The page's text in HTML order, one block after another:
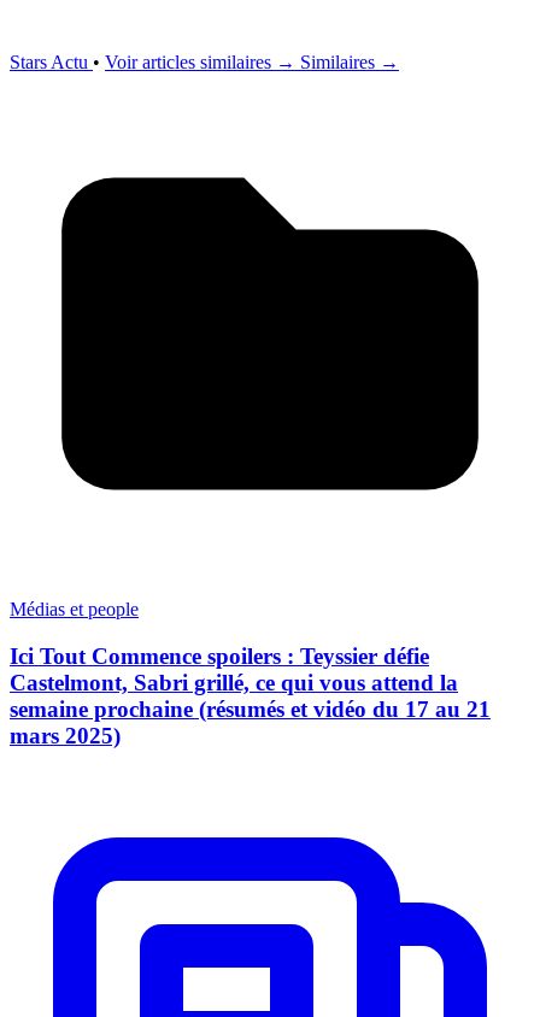
Stars Actu • Voir articles similaires → Similaires →
Médias et people
Ici Tout Commence spoilers : Teyssier défie
Castelmont, Sabri grillé, ce qui vous attend la
semaine prochaine (résumés et vidéo du 17 au 21
mars 2025)